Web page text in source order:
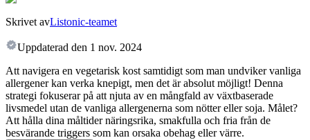
Skrivet avListonic-teamet
Uppdaterad den 1 nov. 2024
Att navigera en vegetarisk kost samtidigt som man undviker vanliga
allergener kan verka knepigt, men det är absolut möjligt! Denna
strategi fokuserar på att njuta av en mångfald av växtbaserade
livsmedel utan de vanliga allergenerna som nötter eller soja. Målet?
Att hålla dina måltider näringsrika, smakfulla och fria från de
besvärande triggers som kan orsaka obehag eller värre.